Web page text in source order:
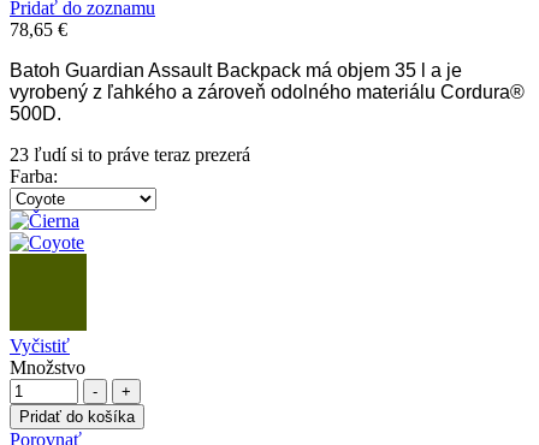
Pridať do zoznamu
78,65 €
Batoh Guardian Assault Backpack má objem 35 l a je
vyrobený z ľahkého a zároveň odolného materiálu Cordura®
500D.
23 ľudí si to práve teraz prezerá
Farba:
Vyčistiť
Množstvo
-
+
Pridať do košíka
Porovnať